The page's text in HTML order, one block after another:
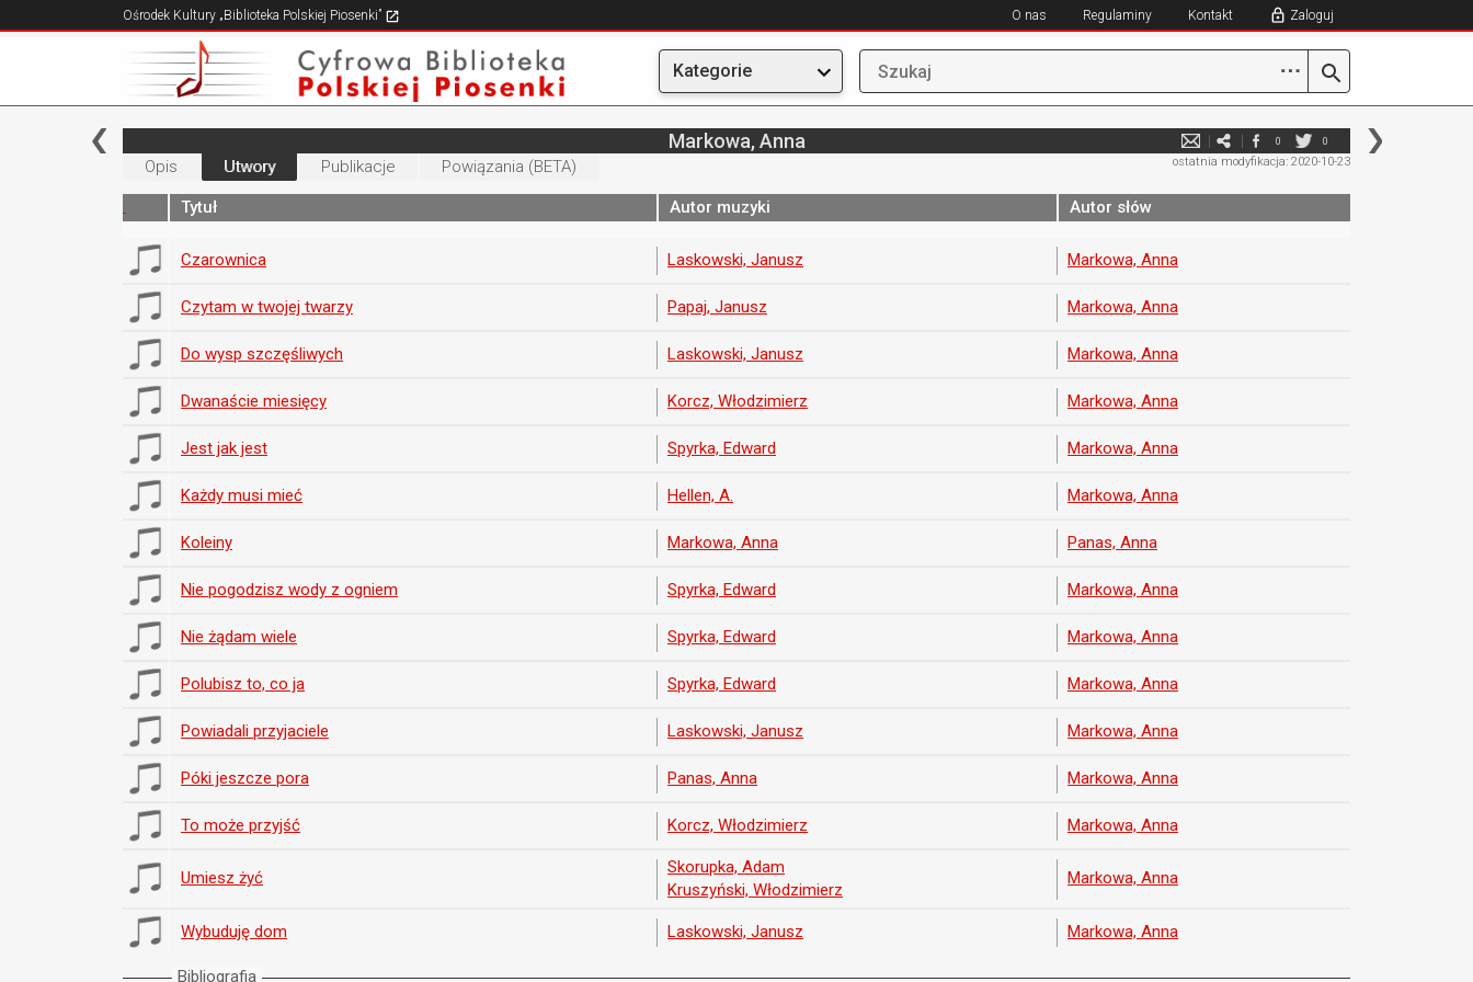
Ośrodek Kultury „Biblioteka Polskiej Piosenki” O nas Regulaminy Kontakt Zaloguj
Kategorie ⋯
Markowa, Anna 0 0
ostatnia modyfikacja: 2020-10-23
Opis Utwory Publikacje Powiązania (BETA)
Tytuł Autor muzyki Autor słów
Czarownica Laskowski, Janusz Markowa, Anna
Czytam w twojej twarzy Papaj, Janusz Markowa, Anna
Do wysp szczęśliwych Laskowski, Janusz Markowa, Anna
Dwanaście miesięcy Korcz, Włodzimierz Markowa, Anna
Jest jak jest Spyrka, Edward Markowa, Anna
Każdy musi mieć Hellen, A. Markowa, Anna
Koleiny Markowa, Anna Panas, Anna
Nie pogodzisz wody z ogniem Spyrka, Edward Markowa, Anna
Nie żądam wiele Spyrka, Edward Markowa, Anna
Polubisz to, co ja Spyrka, Edward Markowa, Anna
Powiadali przyjaciele Laskowski, Janusz Markowa, Anna
Póki jeszcze pora Panas, Anna Markowa, Anna
To może przyjść Korcz, Włodzimierz Markowa, Anna
Umiesz żyć
Skorupka, Adam
Kruszyński, Włodzimierz
Markowa, Anna
Wybuduję dom Laskowski, Janusz Markowa, Anna
Bibliografia